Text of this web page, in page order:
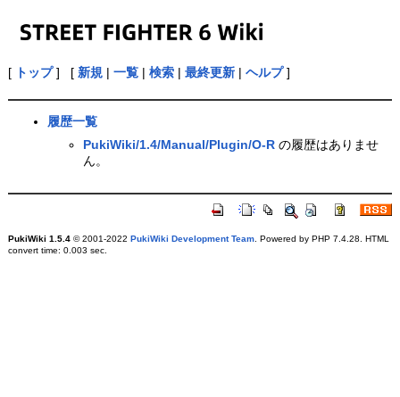
[ トップ] [ 新規| 一覧| 検索| 最終更新| ヘルプ]
履歴一覧
PukiWiki/1.4/Manual/Plugin/O-Rの履歴はありませ
ん。
PukiWiki 1.5.4© 2001-2022 PukiWiki Development Team. Powered by PHP 7.4.28. HTML
convert time: 0.003 sec.